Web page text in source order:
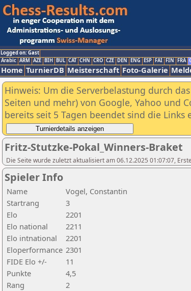
Logged on: Gast
Arabic ARM AZE BIH BUL CAT CHN CRO CZE DEN ENG ESP FAI FIN FRA
Home TurnierDB Meisterschaft Foto-Galerie
Hinweis: Um die Serverbelastung durch
Seiten und mehr) von Google, Yahoo und
bereits seit 5 Tagen beendet sind die
Fritz-Stutzke-Pokal_Winners-Braket
Die Seite wurde zuletzt aktualisiert am 06.12.2025 01:07:07,
Spieler Info
Name
Vogel, Constantin
Startrang
3
Elo
2201
Elo national
2211
Elo intnational
2201
Eloperformance 2301
FIDE Elo +/-
11
Punkte
4,5
Rang
2